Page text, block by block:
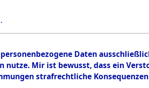
Daten
Mir ist bewusst, dass ein
strafrechtliche